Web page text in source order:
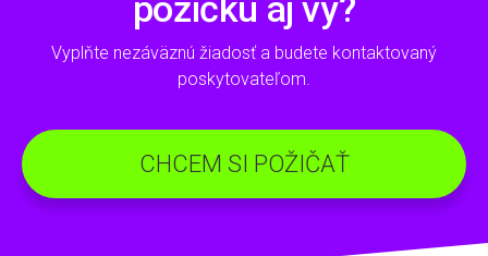
pôžičku aj vy?
Vyplňte nezáväznú žiadosť a budete kontaktovaný
poskytovateľom.
CHCEM SI POŽIČAŤ